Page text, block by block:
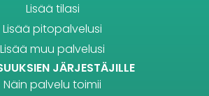
Lisää tilasi
Lisää pitopalvelusi
Lisää muu palvelusi
JÄRJESTÄJILLE
Näin palvelu toimii